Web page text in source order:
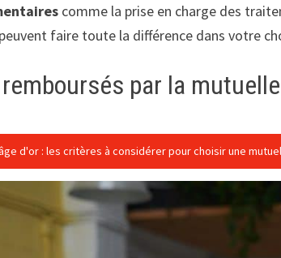
comme la prise en charge des
faire toute la différence dans votre
par la mutuelle
d'or : les critères à considérer pour choisir une